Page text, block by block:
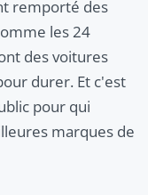
remporté des
les 24
des voitures
durer. Et c'est
pour qui
marques de